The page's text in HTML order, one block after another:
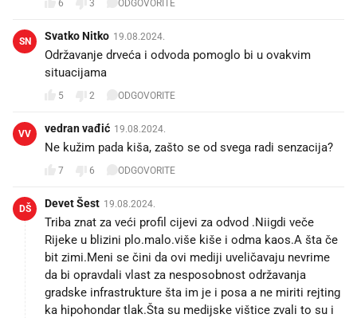
6 3 ODGOVORITE
SN Svatko Nitko 19.08.2024.
Održavanje drveća i odvoda pomoglo bi u ovakvim
situacijama
5 2 ODGOVORITE
VV vedran vađić 19.08.2024.
Ne kužim pada kiša, zašto se od svega radi senzacija?
7 6 ODGOVORITE
DŠ Devet Šest 19.08.2024.
Triba znat za veći profil cijevi za odvod .Niigdi veče
Rijeke u blizini plo.malo.više kiše i odma kaos.A šta če
bit zimi.Meni se čini da ovi mediji uveličavaju nevrime
da bi opravdali vlast za nesposobnost održavanja
gradske infrastrukture šta im je i posa a ne miriti rejting
ka hipohondar tlak.Šta su medijske vištice zvali to su i